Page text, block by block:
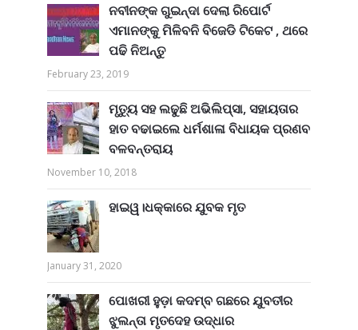
ନବୀନଙ୍କ ଗୁଇନ୍ଦା ଦେଲା ରିପୋର୍ଟ
ଏମାନଙ୍କୁ ମିଳିବନି ବିଜେଡି ଟିକେଟ , ଥରେ
ପଢି ନିଅନ୍ତୁ
February 23, 2019
ମୃତ୍ୟୁ ସହ ଲଢୁଛି ଅଭିଲିପ୍ସା, ସହାୟତାର
ହାତ ବଢାଇଲେ ଧର୍ମଶାଳା ବିଧାୟକ ପ୍ରଣବ
ବଳବନ୍ତରାୟ
November 10, 2018
ହାଇୱ।ଧକ୍କାରେ ଯୁବକ ମୃତ
January 31, 2020
ପୋଖରୀ ହୁଡ଼ା କଦମ୍ବ ଗଛରେ ଯୁବତୀର
ଝୁଲନ୍ତା ମୃତଦେହ ଉଦ୍ଧାର